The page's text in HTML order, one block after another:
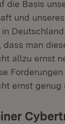
die Basis
und unseres
man
allzu ernst
ernst genug